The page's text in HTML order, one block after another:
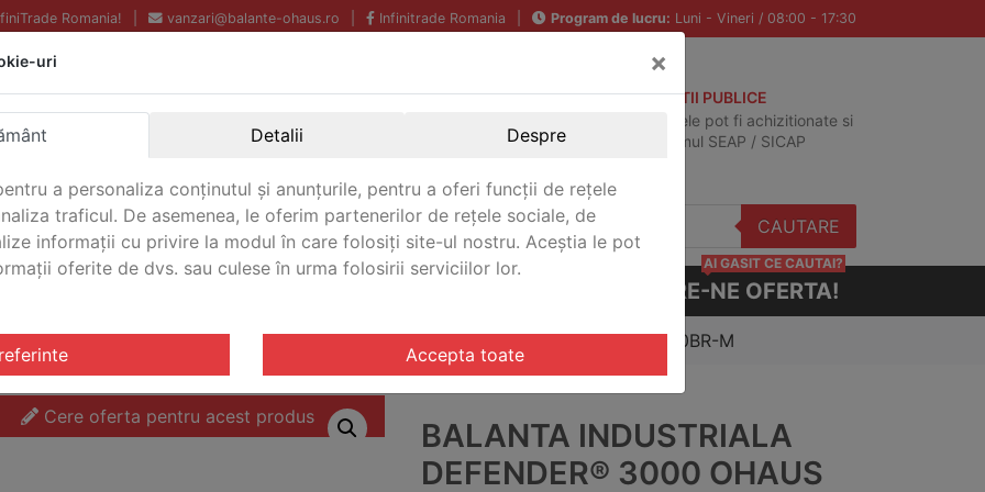
Romania! vanzari@balante-ohaus.ro Infinitrade Romania Program de lucru: Luni - Vineri / 08:00 - 17:30
Echipamente profesionale
pentru laborator.
Garantie Internationala.
ACHIZITII PUBLICE
Produsele pot fi achizitionate si
in sistemul SEAP / SICAP
CAUTARE
CERE-NE OFERTA!
AI GASIT CE CAUTAI?
Defender®/Ranger® 3000 / Balanta industriala Defender® 3000 Ohaus D31P60BR-M
Cere oferta pentru acest produs
BALANTA INDUSTRIALA
DEFENDER® 3000 OHAUS
uri ×
Detalii Despre
a personaliza conținutul și anunțurile, pentru a oferi funcții de rețele
traficul. De asemenea, le oferim partenerilor de rețele sociale, de
informații cu privire la modul în care folosiți site-ul nostru. Aceștia le pot
oferite de dvs. sau culese în urma folosirii serviciilor lor.
Accepta toate